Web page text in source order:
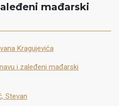
mađarski
Kragujevića
i zaleđeni mađarski
Stevan